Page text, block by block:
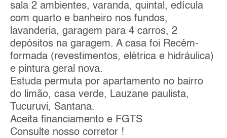
sala 2 ambientes, varanda, quintal, edícula
com quarto e banheiro nos fundos,
lavanderia, garagem para 4 carros, 2
depósitos na garagem. A casa foi Recém-
formada (revestimentos, elétrica e hidráulica)
e pintura geral nova.
Estuda permuta por apartamento no bairro
do limão, casa verde, Lauzane paulista,
Tucuruvi, Santana.
Aceita financiamento e FGTS
Consulte nosso corretor !